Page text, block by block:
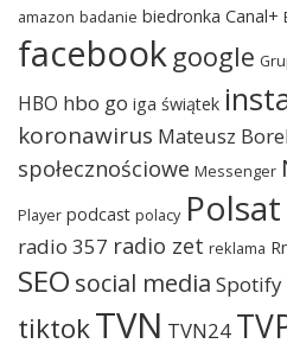
amazon badanie biedronka Canal+
facebook google
HBO hbo go iga świątek
koronawirus Mateusz
społecznościowe Messenger
Player podcast polacy Polsat
radio 357 radio zet reklama
SEO social media Spotify
tiktokTVN TVN24